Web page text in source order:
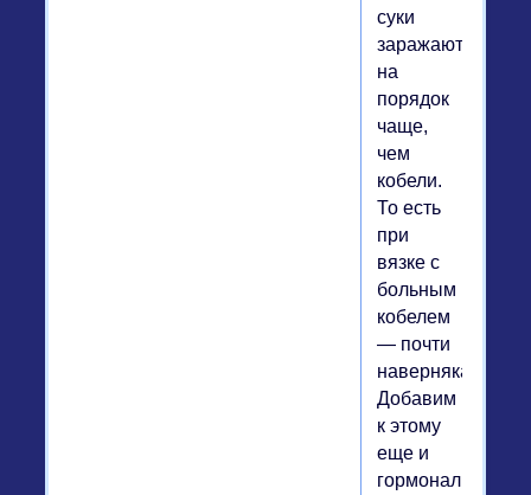
суки
заражаются
на
порядок
чаще,
чем
кобели.
То есть
при
вязке с
больным
кобелем
— почти
наверняка.
Добавим
к этому
еще и
гормональную